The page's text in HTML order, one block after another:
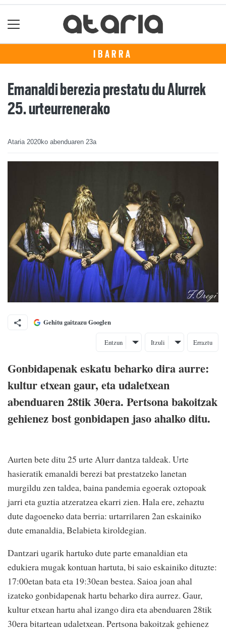
IBARRA
Emanaldi berezia prestatu du Alurrek
25. urteurrenerako
Ataria 2020ko abenduaren 23a
Gehitu gaitzazu Googlen
Entzun Itzuli Erraztu
Gonbidapenak eskatu beharko dira aurre:
kultur etxean gaur, eta udaletxean
abenduaren 28tik 30era. Pertsona bakoitzak
gehienez bost gonbidapen jaso ahalko ditu.
Aurten bete ditu 25 urte Alurr dantza taldeak. Urte
hasieratik emanaldi berezi bat prestatzeko lanetan
murgildu zen taldea, baina pandemia egoerak oztopoak
jarri eta guztia atzeratzea ekarri zien. Hala ere, zehaztu
dute dagoeneko data berria: urtarrilaren 2an eskainiko
dute emanaldia, Belabieta kiroldegian.
Dantzari ugarik hartuko dute parte emanaldian eta
edukiera mugak kontuan hartuta, bi saio eskainiko dituzte:
17:00etan bata eta 19:30ean bestea. Saioa joan ahal
izateko gonbidapenak hartu beharko dira aurrez. Gaur,
kultur etxean hartu ahal izango dira eta abenduaren 28tik
30era bitartean udaletxean. Pertsona bakoitzak gehienez